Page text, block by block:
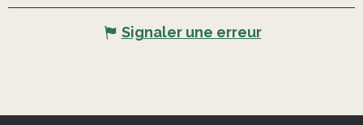
Signaler une erreur